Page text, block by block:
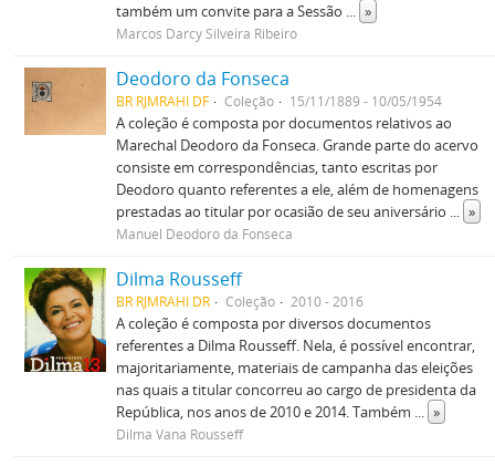
também um convite para a Sessão ... »
Marcos Darcy Silveira Ribeiro
Deodoro da Fonseca
BR RJMRAHI DF Coleção 15/11/1889 - 10/05/1954
A coleção é composta por documentos relativos ao
Marechal Deodoro da Fonseca. Grande parte do acervo
consiste em correspondências, tanto escritas por
Deodoro quanto referentes a ele, além de homenagens
prestadas ao titular por ocasião de seu aniversário ... »
Manuel Deodoro da Fonseca
Dilma Rousseff
BR RJMRAHI DR Coleção 2010 - 2016
A coleção é composta por diversos documentos
referentes a Dilma Rousseff. Nela, é possível encontrar,
majoritariamente, materiais de campanha das eleições
nas quais a titular concorreu ao cargo de presidenta da
República, nos anos de 2010 e 2014. Também ... »
Dilma Vana Rousseff